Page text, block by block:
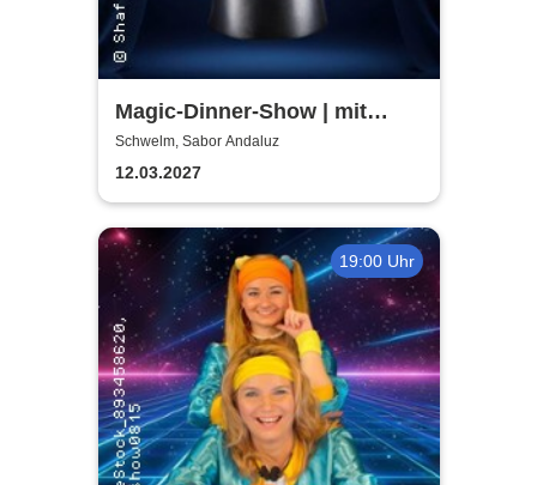
Magic-Dinner-Show | mit
Magic Andi
Schwelm, Sabor Andaluz
12.03.2027
19:00 Uhr